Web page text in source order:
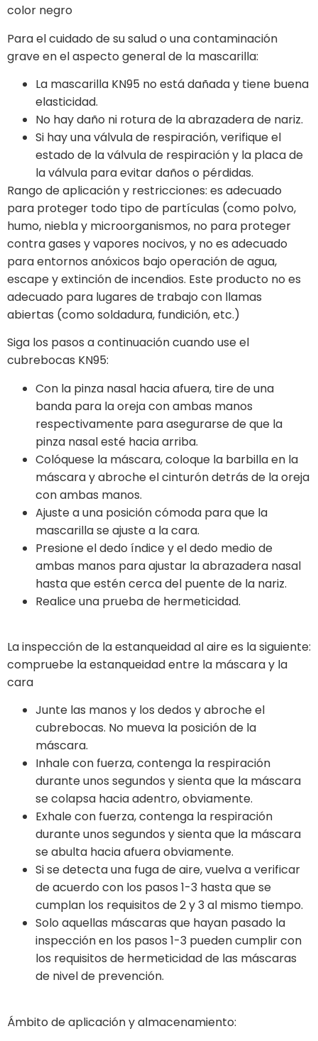
color negro
Para el cuidado de su salud o una contaminación
grave en el aspecto general de la mascarilla:
La mascarilla KN95 no está dañada y tiene buena
elasticidad.
No hay daño ni rotura de la abrazadera de nariz.
Si hay una válvula de respiración, verifique el
estado de la válvula de respiración y la placa de
la válvula para evitar daños o pérdidas.
Rango de aplicación y restricciones: es adecuado
para proteger todo tipo de partículas (como polvo,
humo, niebla y microorganismos, no para proteger
contra gases y vapores nocivos, y no es adecuado
para entornos anóxicos bajo operación de agua,
escape y extinción de incendios. Este producto no es
adecuado para lugares de trabajo con llamas
abiertas (como soldadura, fundición, etc.)
Siga los pasos a continuación cuando use el
cubrebocas KN95:
Con la pinza nasal hacia afuera, tire de una
banda para la oreja con ambas manos
respectivamente para asegurarse de que la
pinza nasal esté hacia arriba.
Colóquese la máscara, coloque la barbilla en la
máscara y abroche el cinturón detrás de la oreja
con ambas manos.
Ajuste a una posición cómoda para que la
mascarilla se ajuste a la cara.
Presione el dedo índice y el dedo medio de
ambas manos para ajustar la abrazadera nasal
hasta que estén cerca del puente de la nariz.
Realice una prueba de hermeticidad.
La inspección de la estanqueidad al aire es la siguiente:
compruebe la estanqueidad entre la máscara y la
cara
Junte las manos y los dedos y abroche el
cubrebocas. No mueva la posición de la
máscara.
Inhale con fuerza, contenga la respiración
durante unos segundos y sienta que la máscara
se colapsa hacia adentro, obviamente.
Exhale con fuerza, contenga la respiración
durante unos segundos y sienta que la máscara
se abulta hacia afuera obviamente.
Si se detecta una fuga de aire, vuelva a verificar
de acuerdo con los pasos 1-3 hasta que se
cumplan los requisitos de 2 y 3 al mismo tiempo.
Solo aquellas máscaras que hayan pasado la
inspección en los pasos 1-3 pueden cumplir con
los requisitos de hermeticidad de las máscaras
de nivel de prevención.
Ámbito de aplicación y almacenamiento: